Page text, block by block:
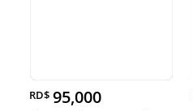
RD$ 95,000